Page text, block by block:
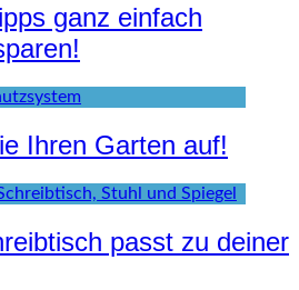
ganz einfach
Ihren Garten auf!
passt zu deiner